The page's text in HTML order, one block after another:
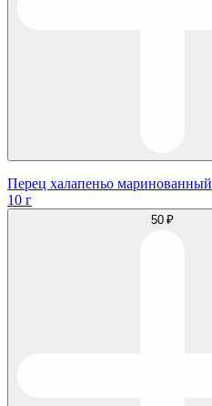
Перец халапеньо маринованный
10 г
50 ₽